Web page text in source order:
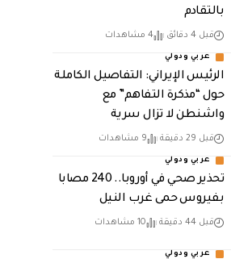
بالتقادم
قبل 4 دقائق 4 مشاهدات
عربي ودولي
الرئيس الإيراني: التفاصيل الكاملة
حول “مذكرة التفاهم” مع
واشنطن لا تزال سرية
قبل 29 دقيقة 9 مشاهدات
عربي ودولي
تحذير صحي في أوروبا.. 240 مصابا
بفيروس حمى غرب النيل
قبل 44 دقيقة 10 مشاهدات
عربي ودولي